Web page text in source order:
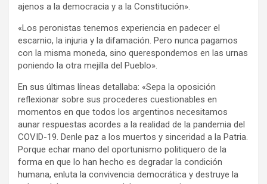
ajenos a la democracia y a la Constitución».
«Los peronistas tenemos experiencia en padecer el
escarnio, la injuria y la difamación. Pero nunca pagamos
con la misma moneda, sino querespondemos en las urnas
poniendo la otra mejilla del Pueblo».
En sus últimas líneas detallaba: «Sepa la oposición
reflexionar sobre sus procederes cuestionables en
momentos en que todos los argentinos necesitamos
aunar respuestas acordes a la realidad de la pandemia del
COVID-19. Denle paz a los muertos y sinceridad a la Patria.
Porque echar mano del oportunismo politiquero de la
forma en que lo han hecho es degradar la condición
humana, enluta la convivencia democrática y destruye la